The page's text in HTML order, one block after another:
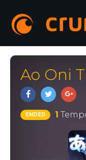
Ao Oni
ENDED 1